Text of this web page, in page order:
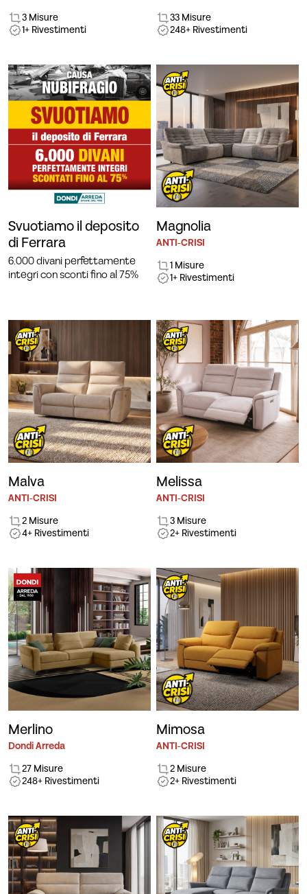
3 Misure
1+ Rivestimenti
33 Misure
248+ Rivestimenti
Svuotiamo il deposito
di Ferrara
6.000 divani perfettamente
integri con sconti fino al 75%
Magnolia
ANTI-CRISI
1 Misure
1+ Rivestimenti
Malva
ANTI-CRISI
2 Misure
4+ Rivestimenti
Melissa
ANTI-CRISI
3 Misure
2+ Rivestimenti
Merlino
Dondi Arreda
27 Misure
248+ Rivestimenti
Mimosa
ANTI-CRISI
2 Misure
2+ Rivestimenti